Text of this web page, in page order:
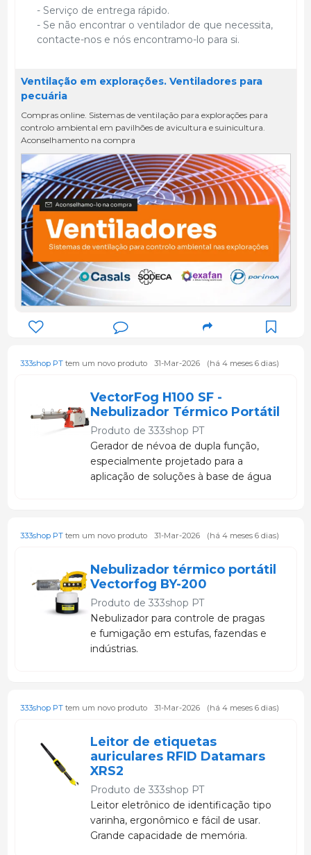
- Serviço de entrega rápido.
- Se não encontrar o ventilador de que necessita,
contacte-nos e nós encontramo-lo para si.
Ventilação em explorações. Ventiladores para
pecuária
Compras online. Sistemas de ventilação para explorações para
controlo ambiental em pavilhões de avicultura e suinicultura.
Aconselhamento na compra
333shop PTtem um novo produto 31-Mar-2026 (há 4 meses 6 dias)
VectorFog H100 SF -
Nebulizador Térmico Portátil
Produto de 333shop PT
Gerador de névoa de dupla função,
especialmente projetado para a
aplicação de soluções à base de água
333shop PTtem um novo produto 31-Mar-2026 (há 4 meses 6 dias)
Nebulizador térmico portátil
Vectorfog BY-200
Produto de 333shop PT
Nebulizador para controle de pragas
e fumigação em estufas, fazendas e
indústrias.
333shop PTtem um novo produto 31-Mar-2026 (há 4 meses 6 dias)
Leitor de etiquetas
auriculares RFID Datamars
XRS2
Produto de 333shop PT
Leitor eletrônico de identificação tipo
varinha, ergonômico e fácil de usar.
Grande capacidade de memória.